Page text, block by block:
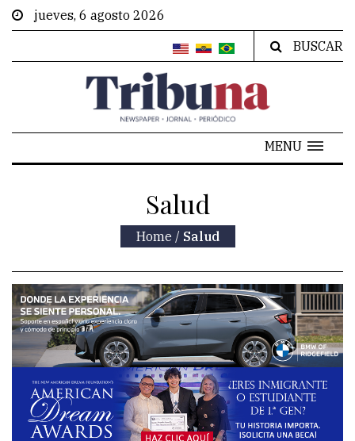
jueves, 6 agosto 2026
BUSCAR
MENU
Salud
Home / Salud